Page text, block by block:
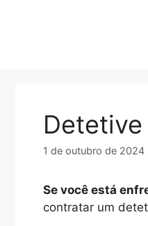
1 de outubro de 2024
Se você está
contratar um